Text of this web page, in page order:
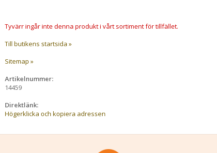
Tyvärr ingår inte denna produkt i vårt sortiment för tillfället.
Till butikens startsida »
Sitemap »
Artikelnummer:
14459
Direktlänk:
Högerklicka och kopiera adressen